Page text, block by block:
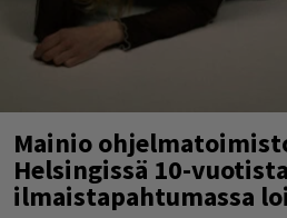
Mainio
Helsingissä 10-
ilmaistapahtumassa